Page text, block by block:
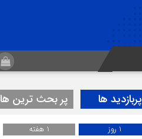
پربازدید ها پر بحث ترین ها
1 روز
1 هفته